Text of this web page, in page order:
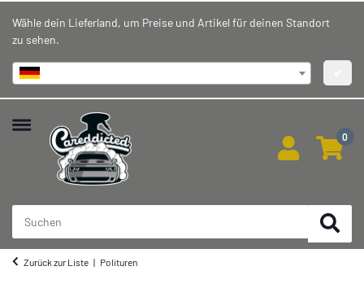
Wähle dein Lieferland, um Preise und Artikel für deinen Standort
zu sehen.
0
Zurück zur Liste Polituren